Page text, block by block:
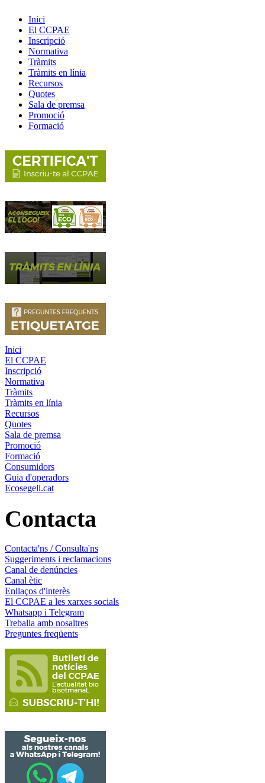
Inici
El CCPAE
Inscripció
Normativa
Tràmits
Tràmits en línia
Recursos
Quotes
Sala de premsa
Promoció
Formació
Inici
El CCPAE
Inscripció
Normativa
Tràmits
Tràmits en línia
Recursos
Quotes
Sala de premsa
Promoció
Formació
Consumidors
Guia d'operadors
Ecosegell.cat
Contacta
Contacta'ns / Consulta'ns
Suggeriments i reclamacions
Canal de denúncies
Canal ètic
Enllaços d'interès
El CCPAE a les xarxes socials
Whatsapp i Telegram
Treballa amb nosaltres
Preguntes freqüents